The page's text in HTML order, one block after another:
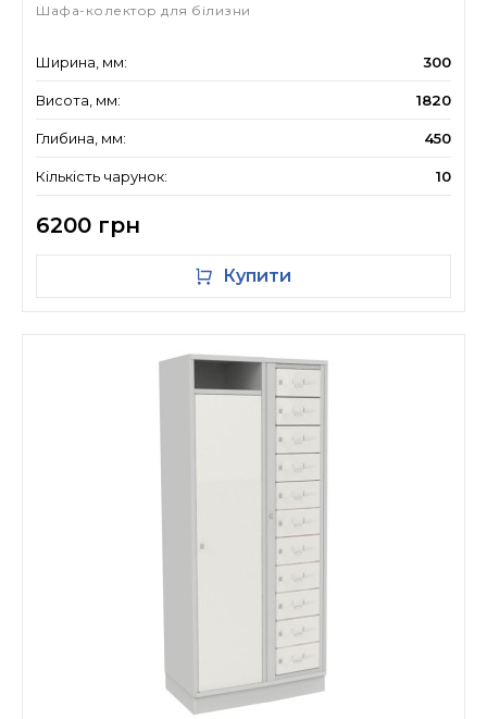
Шафа-колектор для білизни
Ширина, мм: 300
Висота, мм: 1820
Глибина, мм: 450
Кількість чарунок: 10
6200 грн
Купити